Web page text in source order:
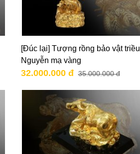
[Đúc lại] Tượng rồng bảo vật triều
Nguyễn mạ vàng
32.000.000 đ 35.000.000 đ